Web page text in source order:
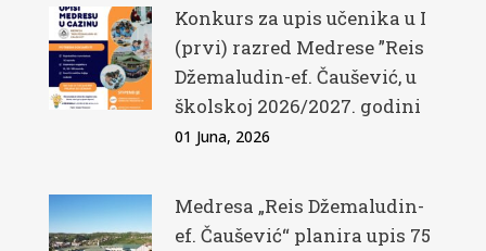
Konkurs za upis učenika u I
(prvi) razred Medrese ”Reis
Džemaludin-ef. Čaušević, u
školskoj 2026/2027. godini
01 Juna, 2026
Medresa „Reis Džemaludin-
ef. Čaušević“ planira upis 75